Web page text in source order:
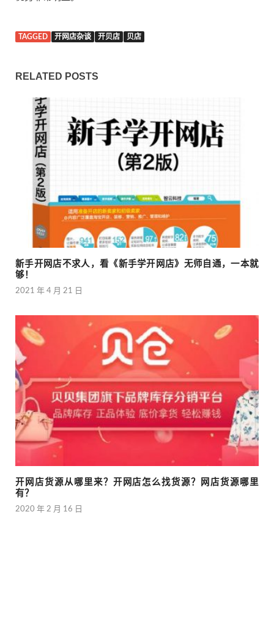
TAGGED 开网店杂谈 开贝店 贝店
RELATED POSTS
新手开网店不求人，看《新手学开网店》无师自通，一本就
够！
2021 年 4 月 21 日
开网店货源从哪里来？开网店怎么找货源？网店货源哪里
有？
2020 年 2 月 16 日